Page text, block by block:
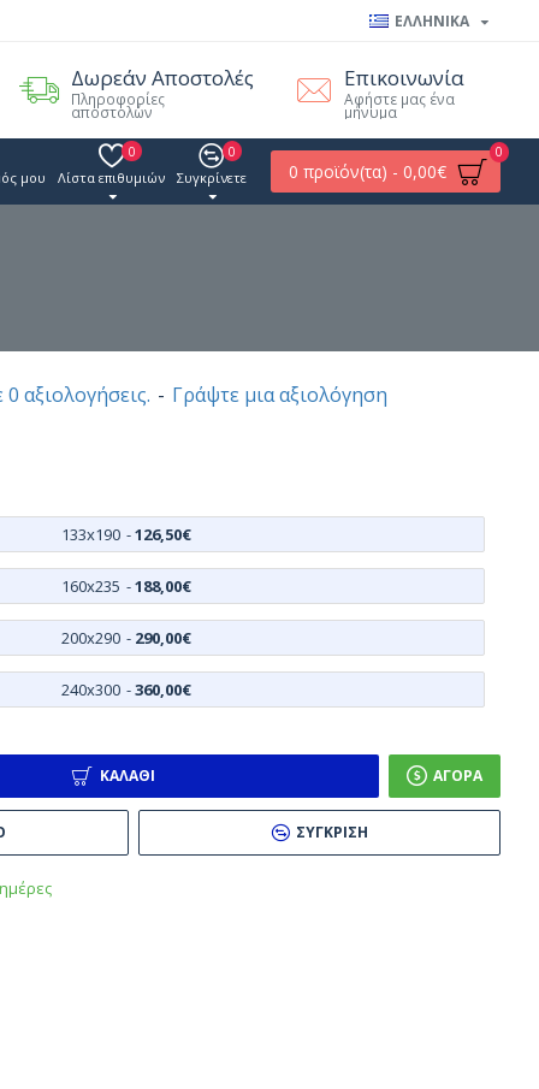
ΕΛΛΗΝΙΚΑ
Δωρεάν Αποστολές
Πληροφορίες
αποστολών
Επικοινωνία
Αφήστε μας ένα
μήνυμα
μου Λίστα επιθυμιών
0
Συγκρίνετε
0
0 προϊόν(τα) - 0,00€
0
αξιολογήσεις. - Γράψτε μια αξιολόγηση
133x190 -126,50€
160x235 -188,00€
200x290 - 290,00€
240x300 -360,00€
ΚΑΛΆΘΙ ΑΓΟΡΆ
ΣΎΓΚΡΙΣΗ